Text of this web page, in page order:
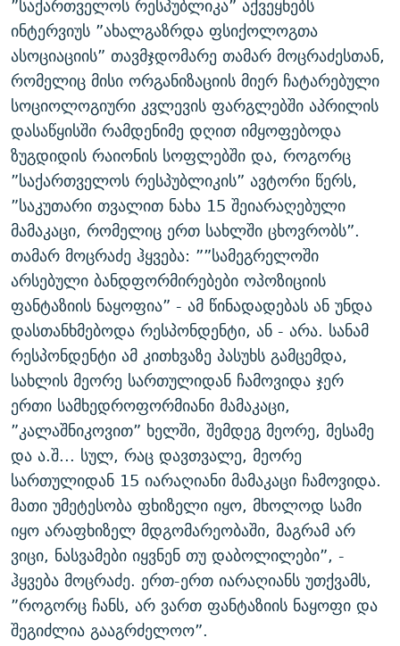
”საქართველოს რესპუბლიკა” აქვეყნებს
ინტერვიუს ”ახალგაზრდა ფსიქოლოგთა
ასოციაციის” თავმჯდომარე თამარ მოცრაძესთან,
რომელიც მისი ორგანიზაციის მიერ ჩატარებული
სოციოლოგიური კვლევის ფარგლებში აპრილის
დასაწყისში რამდენიმე დღით იმყოფებოდა
ზუგდიდის რაიონის სოფლებში და, როგორც
”საქართველოს რესპუბლიკის” ავტორი წერს,
”საკუთარი თვალით ნახა 15 შეიარაღებული
მამაკაცი, რომელიც ერთ სახლში ცხოვრობს”.
თამარ მოცრაძე ჰყვება: ””სამეგრელოში
არსებული ბანდფორმირებები ოპოზიციის
ფანტაზიის ნაყოფია” - ამ წინადადებას ან უნდა
დასთანხმებოდა რესპონდენტი, ან - არა. სანამ
რესპონდენტი ამ კითხვაზე პასუხს გამცემდა,
სახლის მეორე სართულიდან ჩამოვიდა ჯერ
ერთი სამხედროფორმიანი მამაკაცი,
”კალაშნიკოვით” ხელში, შემდეგ მეორე, მესამე
და ა.შ... სულ, რაც დავთვალე, მეორე
სართულიდან 15 იარაღიანი მამაკაცი ჩამოვიდა.
მათი უმეტესობა ფხიზელი იყო, მხოლოდ სამი
იყო არაფხიზელ მდგომარეობაში, მაგრამ არ
ვიცი, ნასვამები იყვნენ თუ დაბოლილები”, -
ჰყვება მოცრაძე. ერთ-ერთ იარაღიანს უთქვამს,
”როგორც ჩანს, არ ვართ ფანტაზიის ნაყოფი და
შეგიძლია გააგრძელოო”.